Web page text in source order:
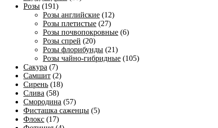
Розы (191)
Розы английские (12)
Розы плетистые (27)
Розы почвопокровные (6)
Розы спрей (20)
Розы флорибунды (21)
Розы чайно-гибридные (105)
Сакура (7)
Самшит (2)
Сирень (18)
Слива (58)
Смородина (57)
Фисташка саженцы (5)
Флокс (17)